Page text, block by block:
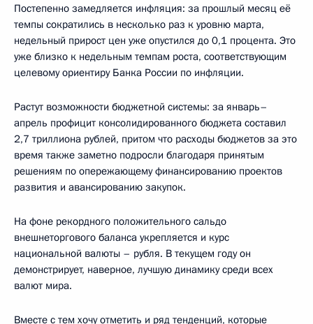
Постепенно замедляется инфляция: за прошлый месяц её
темпы сократились в несколько раз к уровню марта,
недельный прирост цен уже опустился до 0,1 процента. Это
уже близко к недельным темпам роста, соответствующим
целевому ориентиру Банка России по инфляции.
Растут возможности бюджетной системы: за январь–
апрель профицит консолидированного бюджета составил
2,7 триллиона рублей, притом что расходы бюджетов за это
время также заметно подросли благодаря принятым
решениям по опережающему финансированию проектов
развития и авансированию закупок.
На фоне рекордного положительного сальдо
внешнеторгового баланса укрепляется и курс
национальной валюты – рубля. В текущем году он
демонстрирует, наверное, лучшую динамику среди всех
валют мира.
Вместе с тем хочу отметить и ряд тенденций, которые